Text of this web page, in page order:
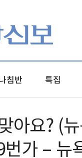
침반 특집
아요? (
가 – 뉴